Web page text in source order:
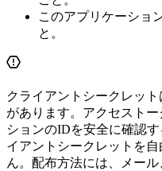
このアプリケーショ
と。
クライアントシークレッ
があります。アクセスト
ションのIDを安全に確認
イアントシークレットを
ん。配布方法には、メー